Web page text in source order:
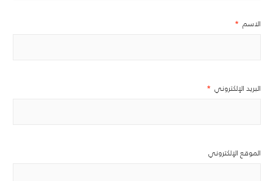
الاسم *
البريد الإلكتروني *
الموقع الإلكتروني